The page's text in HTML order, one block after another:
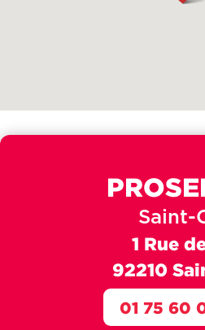
Saint-
1 Rue
92210
01 75 60